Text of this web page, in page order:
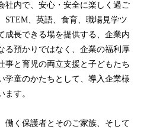
社内で、安心・安全に楽しく過ご
STEM、英語、食育、職場見学ツ
成長できる場を提供する、企業内
る預かりではなく、企業の福利厚
事と育児の両立支援と子どもたち
学童のかたちとして、導入企業様
す。
働く保護者とそのご家族、そして